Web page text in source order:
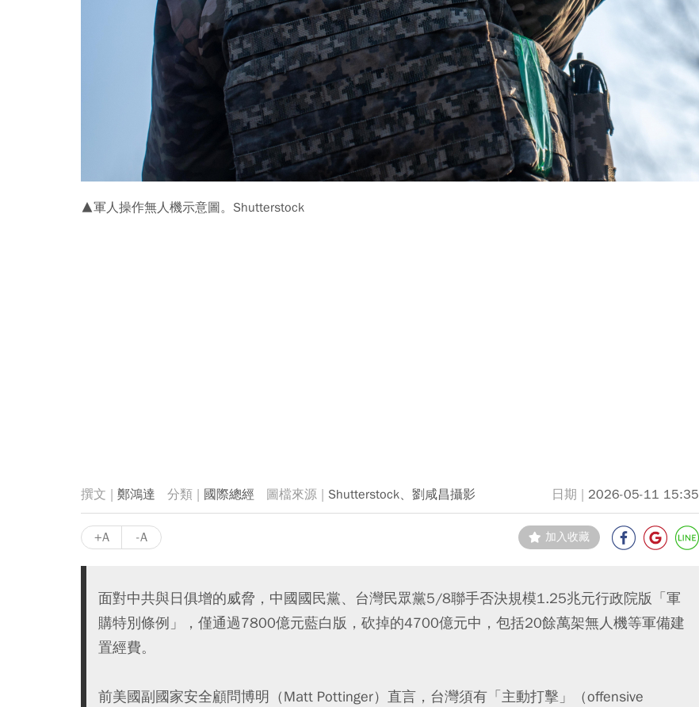
▲軍人操作無人機示意圖。Shutterstock
鄭鴻達 國際總經 Shutterstock、劉咸昌攝影 2026-05-11 15:35
+A -A 加入收藏
面對中共與日俱增的威脅，中國國民黨、台灣民眾黨5/8聯手否決規模1.25兆元行政院版「軍
購特別條例」，僅通過7800億元藍白版，砍掉的4700億元中，包括20餘萬架無人機等軍備建
置經費。
前美國副國家安全顧問博明（Matt Pottinger）直言，台灣須有「主動打擊」（offensive